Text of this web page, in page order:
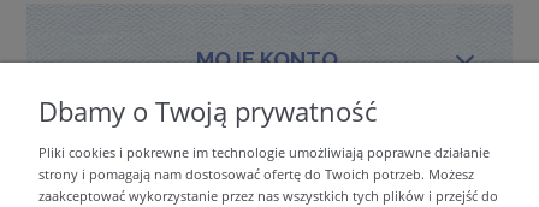
MOJE KONTO
PŁATNOŚCI I DOSTAWA
Dbamy o Twoją prywatność
Pliki cookies i pokrewne im technologie umożliwiają poprawne działanie
strony i pomagają nam dostosować ofertę do Twoich potrzeb. Możesz
zaakceptować wykorzystanie przez nas wszystkich tych plików i przejść do